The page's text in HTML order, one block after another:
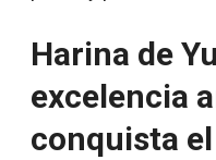
Harina de
excelencia
conquista